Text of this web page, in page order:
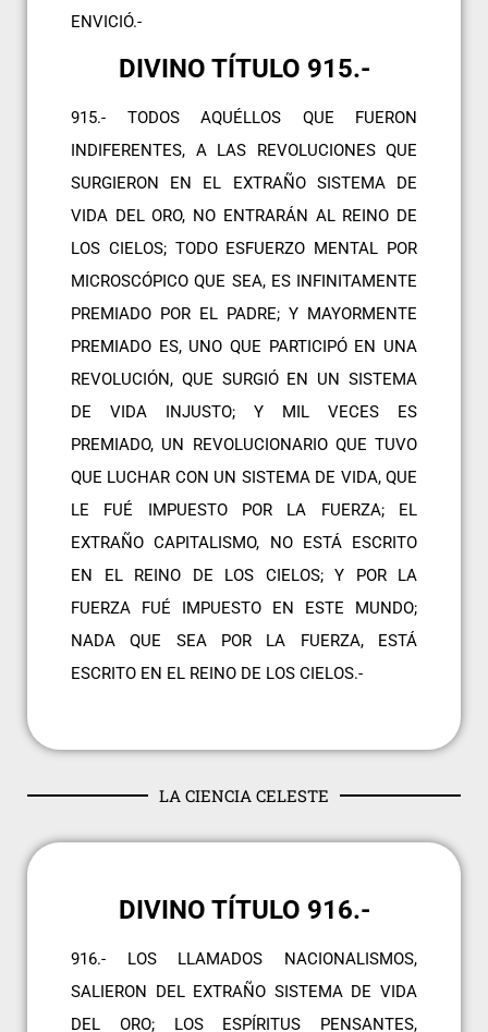
ENVICIÓ.-
DIVINO TÍTULO 915.-
915.- TODOS AQUÉLLOS QUE FUERON
INDIFERENTES, A LAS REVOLUCIONES QUE
SURGIERON EN EL EXTRAÑO SISTEMA DE
VIDA DEL ORO, NO ENTRARÁN AL REINO DE
LOS CIELOS; TODO ESFUERZO MENTAL POR
MICROSCÓPICO QUE SEA, ES INFINITAMENTE
PREMIADO POR EL PADRE; Y MAYORMENTE
PREMIADO ES, UNO QUE PARTICIPÓ EN UNA
REVOLUCIÓN, QUE SURGIÓ EN UN SISTEMA
DE VIDA INJUSTO; Y MIL VECES ES
PREMIADO, UN REVOLUCIONARIO QUE TUVO
QUE LUCHAR CON UN SISTEMA DE VIDA, QUE
LE FUÉ IMPUESTO POR LA FUERZA; EL
EXTRAÑO CAPITALISMO, NO ESTÁ ESCRITO
EN EL REINO DE LOS CIELOS; Y POR LA
FUERZA FUÉ IMPUESTO EN ESTE MUNDO;
NADA QUE SEA POR LA FUERZA, ESTÁ
ESCRITO EN EL REINO DE LOS CIELOS.-
LA CIENCIA CELESTE
DIVINO TÍTULO 916.-
916.- LOS LLAMADOS NACIONALISMOS,
SALIERON DEL EXTRAÑO SISTEMA DE VIDA
DEL ORO; LOS ESPÍRITUS PENSANTES,